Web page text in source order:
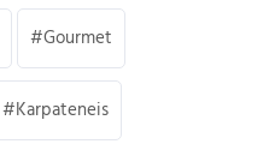
Gourmet
Karpateneis